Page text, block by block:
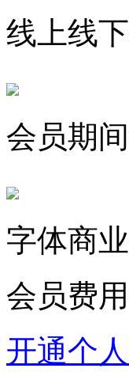
线上线
会员期
字体商
会员费
开通个